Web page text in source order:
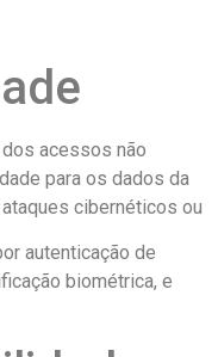
acessos não
para os dados da
cibernéticos ou
autenticação de
biométrica, e